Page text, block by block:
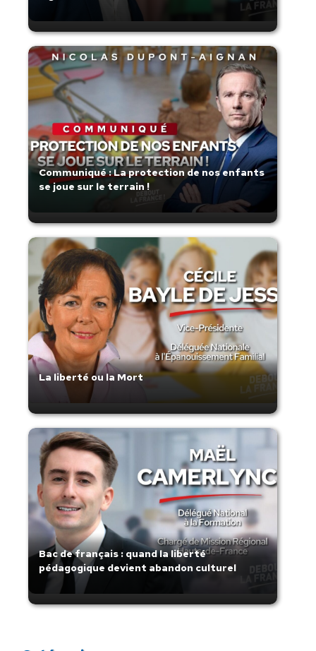
Communiqué : La protection de nos enfants
se joue sur le terrain !
La liberté ou la Mort
Bac de français : quand la liberté
pédagogique devient abandon culturel